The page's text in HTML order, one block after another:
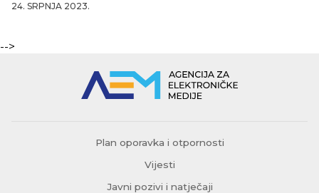
24. SRPNJA 2023.
-->
Plan oporavka i otpornosti
Vijesti
Javni pozivi i natječaji